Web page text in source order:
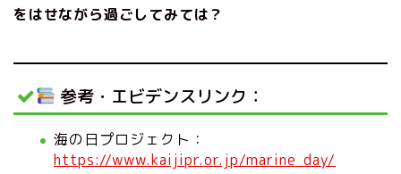
をはせながら過ごしてみては？
参考・エビデンスリンク：
海の日プロジェクト：
https://www.kaijipr.or.jp/marine_day/